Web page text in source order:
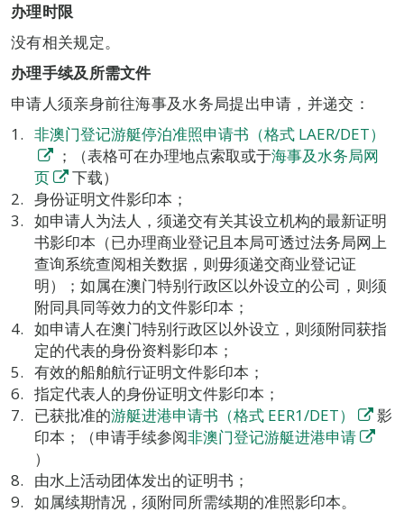
办理时限
没有相关规定。
办理手续及所需文件
申请人须亲身前往海事及水务局提出申请，并递交：
非澳门登记游艇停泊准照申请书（格式 LAER/DET）
；（表格可在办理地点索取或于海事及水务局网
页
下载）
身份证明文件影印本；
如申请人为法人，须递交有关其设立机构的最新证明
书影印本（已办理商业登记且本局可透过法务局网上
查询系统查阅相关数据，则毋须递交商业登记证
明）；如属在澳门特别行政区以外设立的公司，则须
附同具同等效力的文件影印本；
如申请人在澳门特别行政区以外设立，则须附同获指
定的代表的身份资料影印本；
有效的船舶航行证明文件影印本；
指定代表人的身份证明文件影印本；
已获批准的游艇进港申请书（格式 EER1/DET）
影
印本；（申请手续参阅非澳门登记游艇进港申请
）
由水上活动团体发出的证明书；
如属续期情况，须附同所需续期的准照影印本。